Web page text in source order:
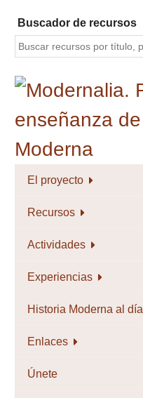
contenido
principal
Buscador de recursos
El proyecto
Recursos
Actividades
Experiencias
Historia Moderna al día
Enlaces
Únete